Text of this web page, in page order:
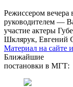
Режиссером
руководителем —
участие актеры
Шклярук, Евгений
Материал на сайте
Ближайшие
постановки в МГТ: